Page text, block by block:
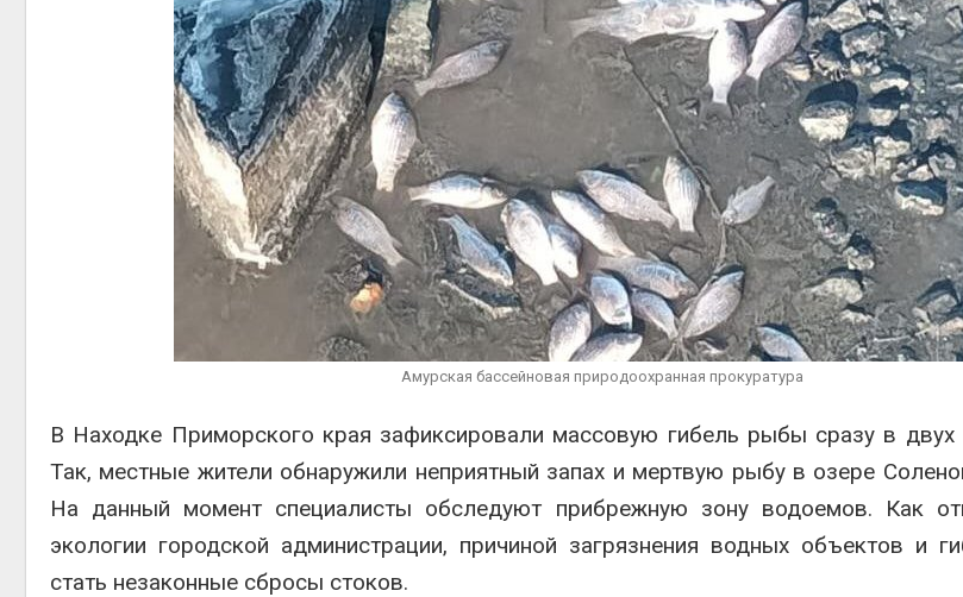
Амурская бассейновая природоохранная прокуратура
В Находке Приморского края зафиксировали массовую гибель рыбы сразу в двух
Так, местные жители обнаружили неприятный запах и мертвую рыбу в озере
На данный момент специалисты обследуют прибрежную зону водоемов. Как
экологии городской администрации, причиной загрязнения водных объектов и
стать незаконные сбросы стоков.
Панамский канал вновь
ограничивает загрузку
судов из-за дефицита
пресной воды
В китайской провинции
Шэньси из-за паводков
эвакуировали более 140
тыс. человек
Авг 6, 2026
МЕГА и ВкусВилл
установили
экообменники для сбора
вторсырья
Учёные предложили
получать питьевую воду
ветра
Авг 6, 2026
Авг 7, 2026
Авг 7, 2026
Авг 7, 2026